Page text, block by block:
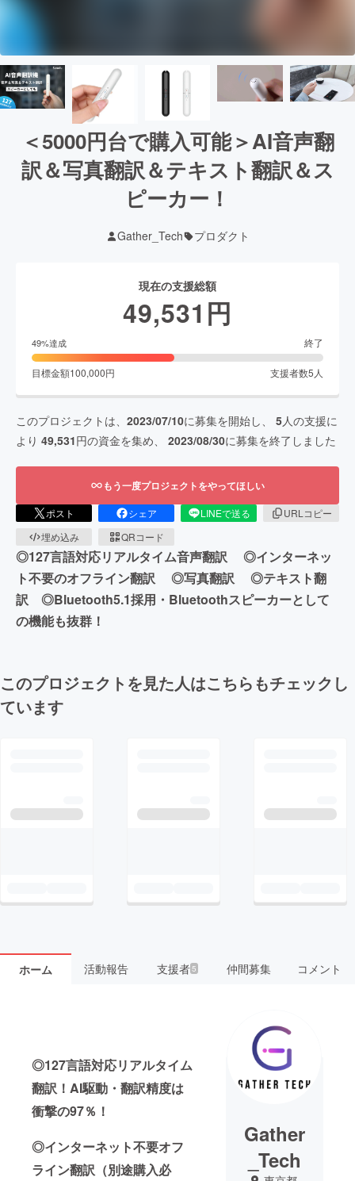
＜5000円台で購入可能＞AI音声翻
訳＆写真翻訳＆テキスト翻訳＆ス
ピーカー！
Gather_Tech プロダクト
現在の支援総額
49,531 円
49%達成 終了
目標金額100,000円 支援者数5 人
このプロジェクトは、 2023/07/10に募集を開始し、 5人の支援に
より 49,531円の資金を集め、 2023/08/30に募集を終了しました
もう一度プロジェクトをやってほしい
ポスト シェア LINEで送る
URLコピー
埋め込み
QRコード
◎127言語対応リアルタイム音声翻訳 ◎インターネッ
ト不要のオフライン翻訳 ◎写真翻訳 ◎テキスト翻
訳 ◎Bluetooth5.1採用・Bluetoothスピーカーとして
の機能も抜群！
このプロジェクトを見た人はこちらもチェックし
ています
ホーム 活動報告 支援者5 仲間募集 コメント
◎127言語対応リアルタイム
翻訳！AI駆動・翻訳精度は
衝撃の97％！
◎インターネット不要オフ
ライン翻訳（別途購入必
Gather
_Tech